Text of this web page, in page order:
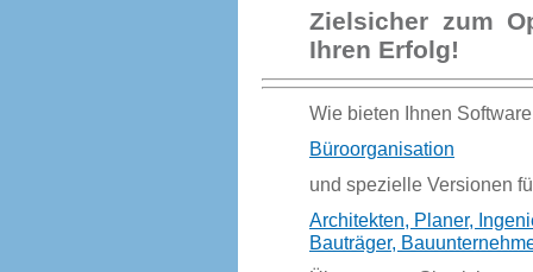
Zielsicher zum
Ihren Erfolg!
Wie bieten Ihnen
Büroorganisation
und spezielle Versionen
Architekten, Planer,
Bauträger,